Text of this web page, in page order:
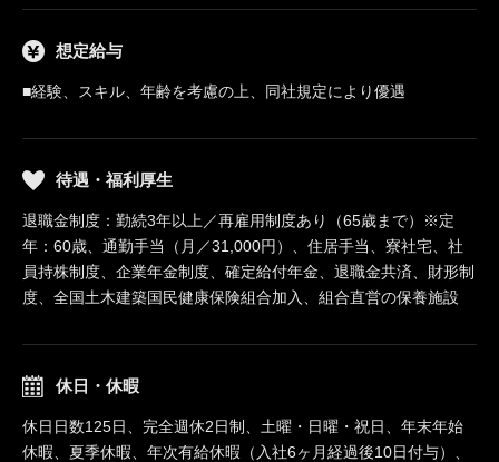
想定給与
■経験、スキル、年齢を考慮の上、同社規定により優遇
待遇・福利厚生
退職金制度：勤続3年以上／再雇用制度あり（65歳まで）※定
年：60歳、通勤手当（月／31,000円）、住居手当、寮社宅、社
員持株制度、企業年金制度、確定給付年金、退職金共済、財形制
度、全国土木建築国民健康保険組合加入、組合直営の保養施設
休日・休暇
休日日数125日、完全週休2日制、土曜・日曜・祝日、年末年始
休暇、夏季休暇、年次有給休暇（入社6ヶ月経過後10日付与）、